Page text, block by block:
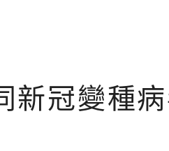
新冠變種